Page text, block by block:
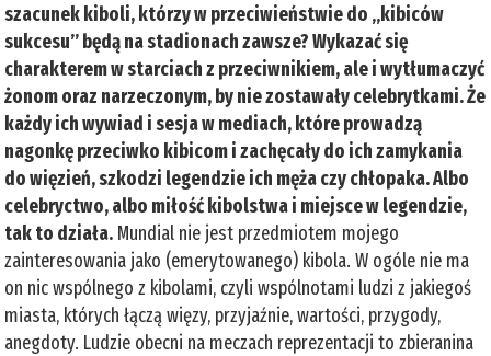
szacunek kiboli, którzy w przeciwieństwie do „kibiców
sukcesu” będą na stadionach zawsze? Wykazać się
charakterem w starciach z przeciwnikiem, ale i wytłumaczyć
żonom oraz narzeczonym, by nie zostawały celebrytkami. Że
każdy ich wywiad i sesja w mediach, które prowadzą
nagonkę przeciwko kibicom i zachęcały do ich zamykania
do więzień, szkodzi legendzie ich męża czy chłopaka. Albo
celebryctwo, albo miłość kibolstwa i miejsce w legendzie,
tak to działa. Mundial nie jest przedmiotem mojego
zainteresowania jako (emerytowanego) kibola. W ogóle nie ma
on nic wspólnego z kibolami, czyli wspólnotami ludzi z jakiegoś
miasta, których łączą więzy, przyjaźnie, wartości, przygody,
anegdoty. Ludzie obecni na meczach reprezentacji to zbieranina